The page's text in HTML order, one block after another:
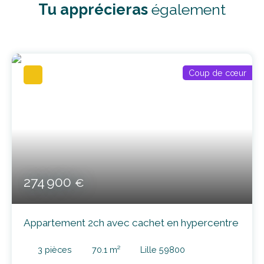
Tu apprécieras également
274 900€
Coup de cœur
Appartement 2ch avec cachet en hypercentre
3 pièces 70.1 m² Lille 59800